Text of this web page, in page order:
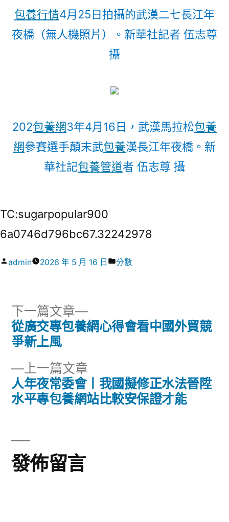
包養行情4月25日拍攝的武漢二七長江年
夜橋（無人機照片）。新華社記者 伍志尊
攝
202包養網3年4月16日，武漢馬拉松包養
網參賽選手顛末武包養漢長江年夜橋。新
華社記包養管道者 伍志尊 攝
TC:sugarpopular900
6a0746d796bc67.32242978
作
admin 2026 年 5 月 16 日
分
分數
文
導
覽
上一篇文章
一
篇
人年夜常委會丨我國擬修正水法晉陞
水平專包養網站比較安保證才能
下一篇文章
下
一
從廣交專包養網心得會看中國外貿競
爭新上風
發佈留言